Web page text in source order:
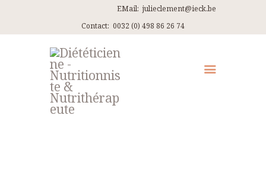
EMail: julieclement@ieck.be
Contact: 0032 (0) 498 86 26 74
QUI SUIS-JE ?
CONSULTATIONS